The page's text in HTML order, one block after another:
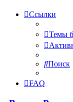
Ссылки
Темы
Поиск
FAQ